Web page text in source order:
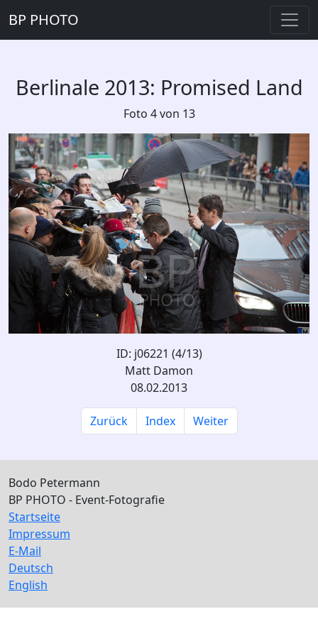
BP PHOTO
Berlinale 2013: Promised Land
Foto 4 von 13
ID: j06221 (4/13)
Matt Damon
08.02.2013
Zurück Index Weiter
Bodo Petermann
BP PHOTO - Event-Fotografie
Startseite
Impressum
E-Mail
Deutsch
English